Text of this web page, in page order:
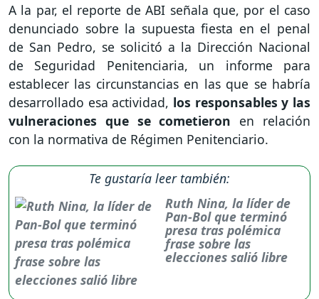
A la par, el reporte de ABI señala que, por el caso
denunciado sobre la supuesta fiesta en el penal
de San Pedro, se solicitó a la Dirección Nacional
de Seguridad Penitenciaria, un informe para
establecer las circunstancias en las que se habría
desarrollado esa actividad, los responsables y las
vulneraciones que se cometieron en relación
con la normativa de Régimen Penitenciario.
Te gustaría leer también:
Ruth Nina, la líder de
Pan-Bol que terminó
presa tras polémica
frase sobre las
elecciones salió libre